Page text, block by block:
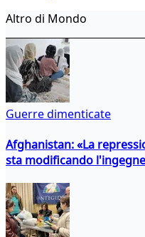
Altro di Mondo
Guerre dimenticate
Afghanistan: «La
sta modificando